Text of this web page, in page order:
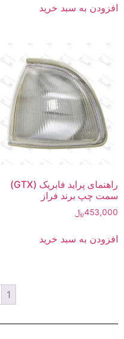
افزودن به سبد خرید
راهنمای پراید فابریک (GTX)
سمت چپ برند فراز
453,000﷼
افزودن به سبد خرید
1